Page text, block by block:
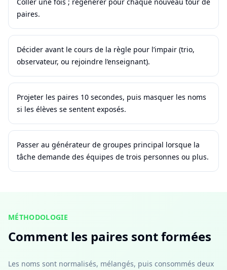
paires.
Décider avant le cours de la règle pour l’impair (trio,
observateur, ou rejoindre l’enseignant).
Projeter les paires 10 secondes, puis masquer les noms
si les élèves se sentent exposés.
Passer au générateur de groupes principal lorsque la
tâche demande des équipes de trois personnes ou plus.
MÉTHODOLOGIE
Comment les paires sont formées
Les noms sont normalisés, mélangés, puis consommés deux